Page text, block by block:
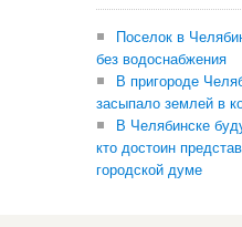
Поселок в
без водоснабжения
В пригороде
засыпало землей в
В Челябинске
кто достоин
городской думе